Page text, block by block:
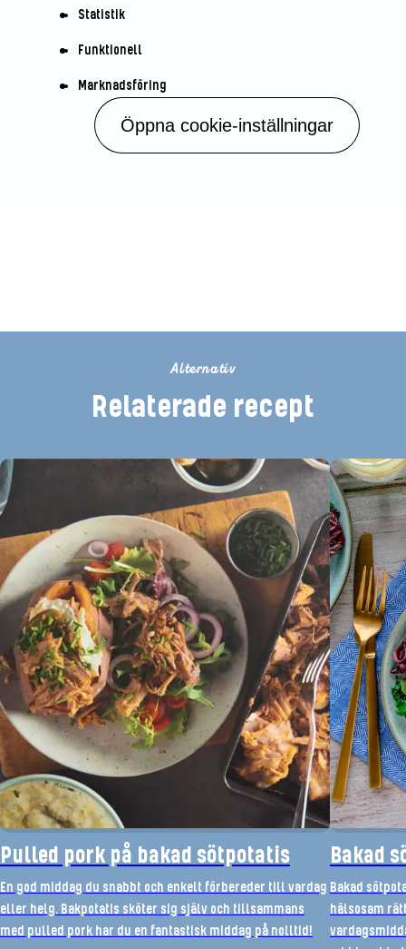
Statistik
Funktionell
Marknadsföring
Öppna cookie-inställningar
Alternativ
Relaterade recept
Pulled pork på bakad sötpotatis
En god middag du snabbt och enkelt förbereder till vardag
eller helg. Bakpotatis sköter sig själv och tillsammans
med pulled pork har du en fantastisk middag på nolltid!
Bakad
Bakad
hälsosam